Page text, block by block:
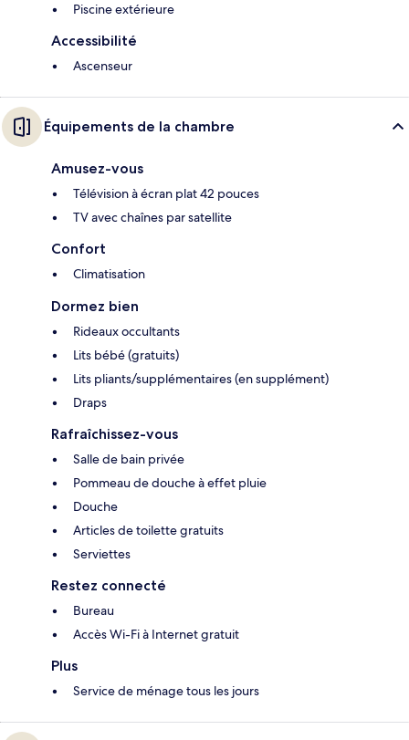
Piscine extérieure
Accessibilité
Ascenseur
Équipements de la chambre
Amusez-vous
Télévision à écran plat 42 pouces
TV avec chaînes par satellite
Confort
Climatisation
Dormez bien
Rideaux occultants
Lits bébé (gratuits)
Lits pliants/supplémentaires (en supplément)
Draps
Rafraîchissez-vous
Salle de bain privée
Pommeau de douche à effet pluie
Douche
Articles de toilette gratuits
Serviettes
Restez connecté
Bureau
Accès Wi-Fi à Internet gratuit
Plus
Service de ménage tous les jours